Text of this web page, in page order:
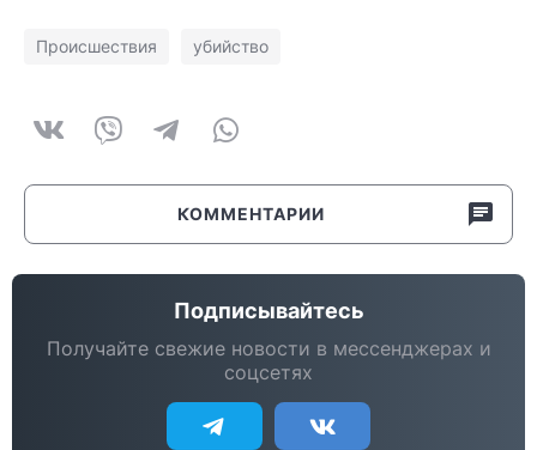
Происшествия убийство
КОММЕНТАРИИ
Подписывайтесь
Получайте свежие новости в мессенджерах и
соцсетях